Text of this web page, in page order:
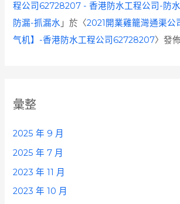
程公司62728207 - 香港防水工程公司-防
防漏-抓漏水 」於〈2021開業雞籠灣通渠公
气机】-香港防水工程公司62728207〉發
彙整
2025 年 9 月
2025 年 7 月
2023 年 11 月
2023 年 10 月